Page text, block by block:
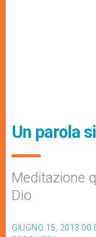
Un parola
Meditazione
Dio
GIUGNO 15, 2013